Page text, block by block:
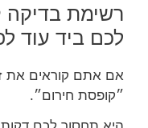
רשימת בדיקה
לכם ביד עוד
אם אתם קוראים את
״קופסת חירום״.